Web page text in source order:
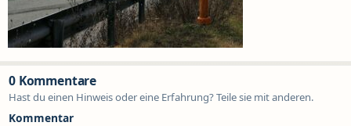
0 Kommentare
Hast du einen Hinweis oder eine Erfahrung? Teile sie mit anderen.
Kommentar